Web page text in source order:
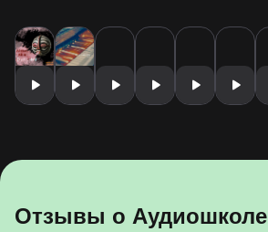
Отзывы о Аудиошколе